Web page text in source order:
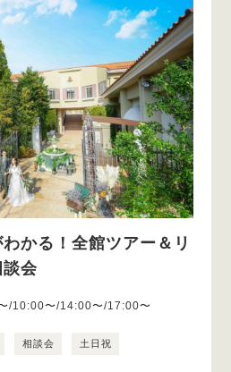
かる！全館ツアー＆リ
会
/10:00〜/14:00〜/17:00〜
相談会 土日祝